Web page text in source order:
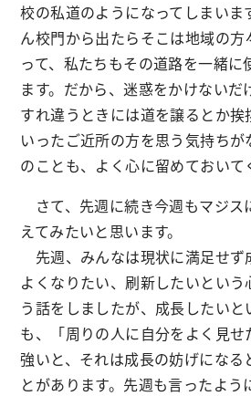
校の私道のようになってしまいま
ん校門から出たらそこは地域の
って、私たちもその道路を一緒に
ます。だから、迷惑をかけない
すれ違うときには道を譲るとか挨
いったご近所の方を思う気持ち
のことも、よく心に留めておいて
さて、先週に続き今週もマジス
えてみたいと思います。
先週、みんなは現状に満足せず
よくなりたい、刷新したいとい
う話をしましたが、成長したい
も、「周りの人に自分をよく見
強いと、それは成長の妨げになる
とがあります。先週も言ったよう